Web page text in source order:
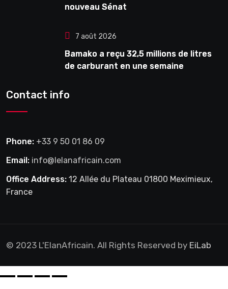
nouveau Sénat
7 août 2026
Bamako a reçu 32,5 millions de litres
de carburant en une semaine
Contact info
Phone: +33 9 50 01 86 09
Email: info@lelanafricain.com
Office Address: 12 Allée du Plateau 01800 Meximieux,
France
© 2023 L'ElanAfricain. All Rights Reserved by EiLab